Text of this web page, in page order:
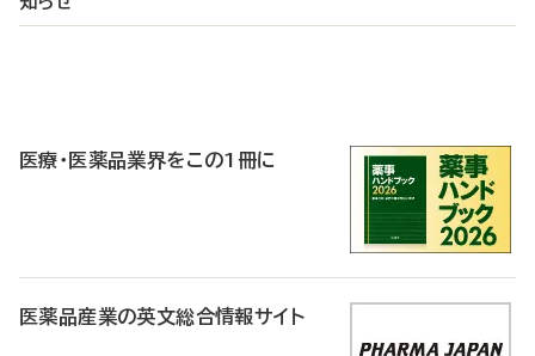
医療・医薬品業界をこの1冊に
医薬品産業の英文総合情報サイト